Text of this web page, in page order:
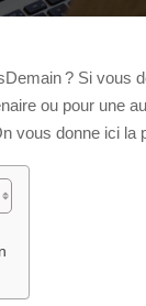
? Si vous
ou pour une
vous donne ici la